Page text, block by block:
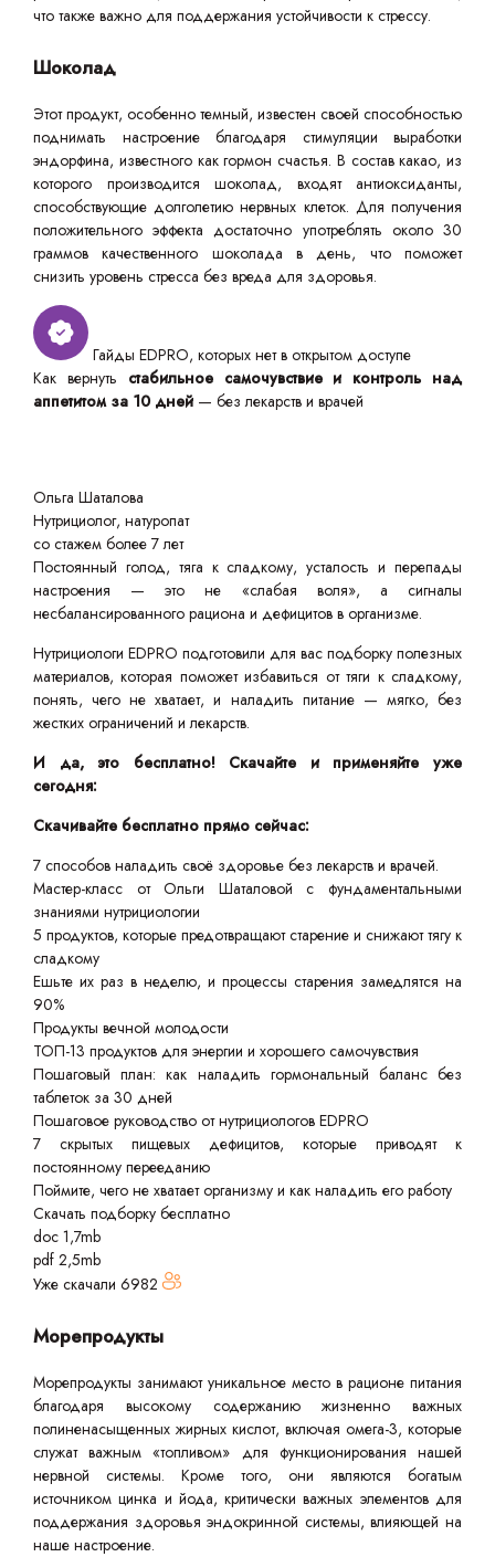
что также важно для поддержания устойчивости к стрессу.
Шоколад
Этот продукт, особенно темный, известен своей способностью
поднимать настроение благодаря стимуляции выработки
эндорфина, известного как гормон счастья. В состав какао, из
которого производится шоколад, входят антиоксиданты,
способствующие долголетию нервных клеток. Для получения
положительного эффекта достаточно употреблять около 30
граммов качественного шоколада в день, что поможет
снизить уровень стресса без вреда для здоровья.
Гайды EDPRO, которых нет в открытом доступе
Как вернуть стабильное самочувствие и контроль над
аппетитом за 10 дней — без лекарств и врачей
Ольга Шаталова
Нутрициолог, натуропат
со стажем более 7 лет
Постоянный голод, тяга к сладкому, усталость и перепады
настроения — это не «слабая воля», а сигналы
несбалансированного рациона и дефицитов в организме.
Нутрициологи EDPRO подготовили для вас подборку полезных
материалов, которая поможет избавиться от тяги к сладкому,
понять, чего не хватает, и наладить питание — мягко, без
жестких ограничений и лекарств.
И да, это бесплатно! Скачайте и применяйте уже
сегодня:
Скачивайте бесплатно прямо сейчас:
7 способов наладить своё здоровье без лекарств и врачей.
Мастер-класс от Ольги Шаталовой с фундаментальными
знаниями нутрициологии
5 продуктов, которые предотвращают старение и снижают тягу к
сладкому
Ешьте их раз в неделю, и процессы старения замедлятся на
90%
Продукты вечной молодости
ТОП-13 продуктов для энергии и хорошего самочувствия
Пошаговый план: как наладить гормональный баланс без
таблеток за 30 дней
Пошаговое руководство от нутрициологов EDPRO
7 скрытых пищевых дефицитов, которые приводят к
постоянному перееданию
Поймите, чего не хватает организму и как наладить его работу
Скачать подборку бесплатно
doc 1,7mb
pdf 2,5mb
Уже скачали 6982
Морепродукты
Морепродукты занимают уникальное место в рационе питания
благодаря высокому содержанию жизненно важных
полиненасыщенных жирных кислот, включая омега-3, которые
служат важным «топливом» для функционирования нашей
нервной системы. Кроме того, они являются богатым
источником цинка и йода, критически важных элементов для
поддержания здоровья эндокринной системы, влияющей на
наше настроение.